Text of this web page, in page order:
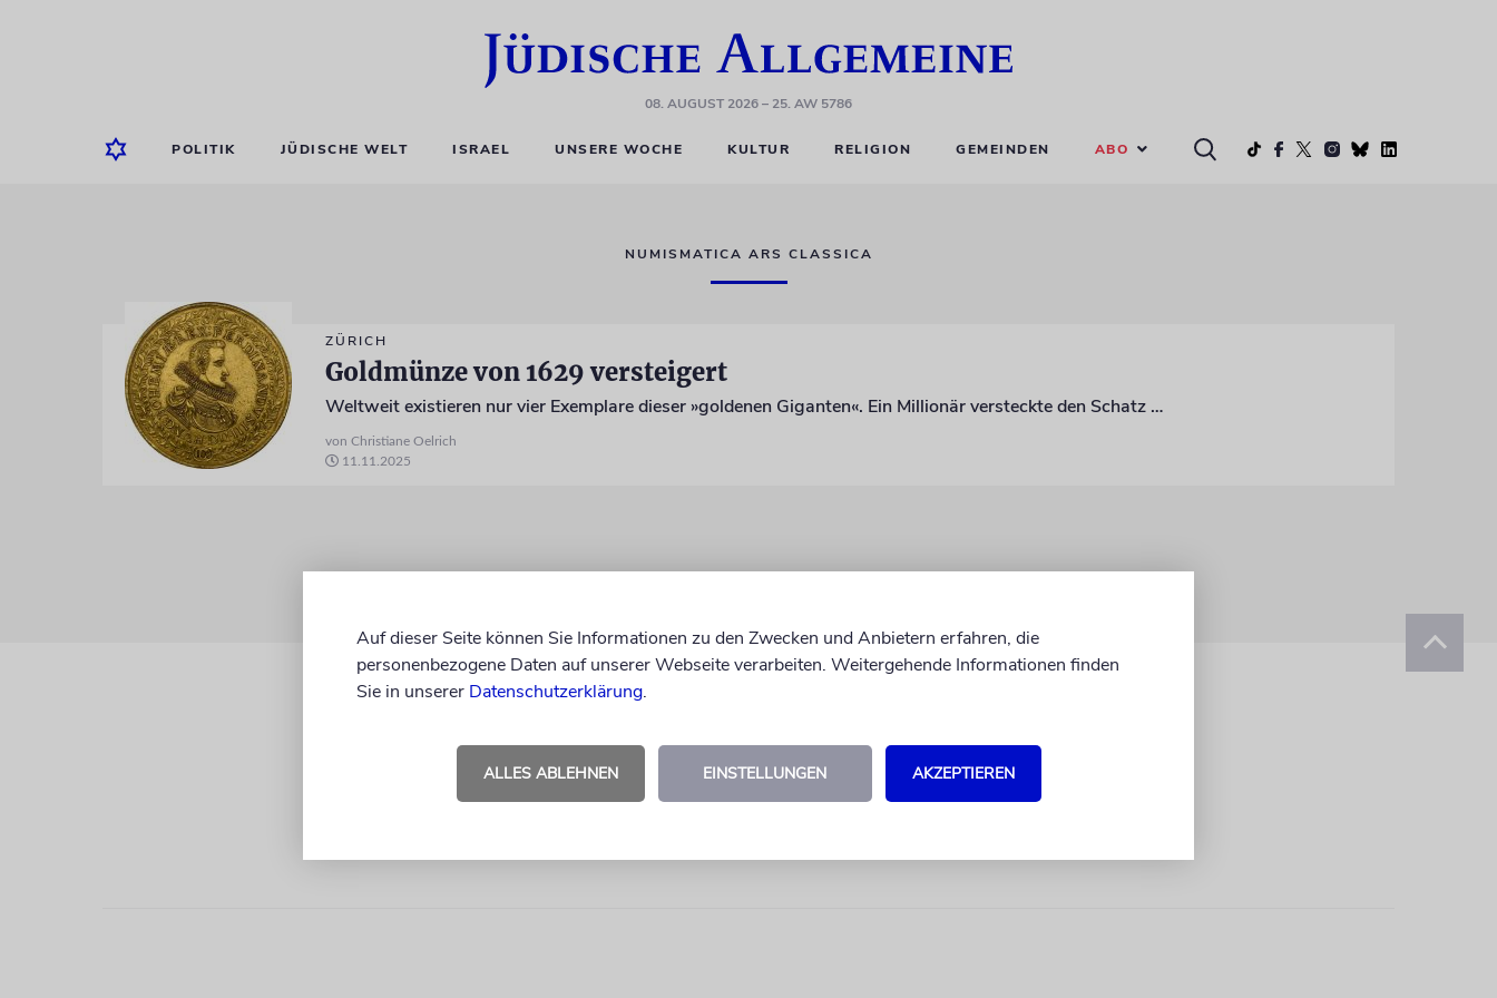
08. AUGUST 2026– 25. AW 5786
POLITIK JÜDISCHE WELT ISRAEL UNSERE WOCHE KULTUR RELIGION GEMEINDEN ABO
NUMISMATICA ARS CLASSICA
ZÜRICH
Goldmünze von 1629 versteigert
Weltweit existieren nur vier Exemplare dieser »goldenen Giganten«. Ein Millionär versteckte den Schatz jahrzehntelang in seinem Garten.
von Christiane Oelrich
11.11.2025
Auf dieser Seite können Sie Informationen zu den Zwecken und Anbietern erfahren, die
personenbezogene Daten auf unserer Webseite verarbeiten. Weitergehende Informationen finden
Sie in unserer Datenschutzerklärung.
ALLES ABLEHNEN EINSTELLUNGEN AKZEPTIEREN